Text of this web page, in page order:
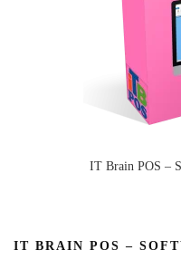
IT Brain POS –
IT BRAIN POS –